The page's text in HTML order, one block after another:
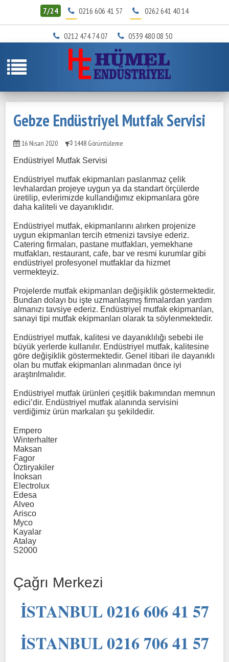
7/24 0216 606 41 57 0262 641 40 14
0212 474 74 07 0539 480 08 50
Gebze Endüstriyel Mutfak Servisi
16 Nisan 2020 1448 Görüntüleme
Endüstriyel Mutfak Servisi
Endüstriyel mutfak ekipmanları paslanmaz çelik
levhalardan projeye uygun ya da standart örçülerde
üretilip, evlerimizde kullandığımız ekipmanlara göre
daha kaliteli ve dayanıklıdır.
Endüstriyel mutfak, ekipmanlarını alırken projenize
uygun ekipmanları tercih etmenizi tavsiye ederiz.
Catering firmaları, pastane mutfakları, yemekhane
mutfakları, restaurant, cafe, bar ve resmi kurumlar gibi
endüstriyel profesyonel mutfaklar da hizmet
vermekteyiz.
Projelerde mutfak ekipmanları değişiklik göstermektedir.
Bundan dolayı bu işte uzmanlaşmış firmalardan yardım
almanızı tavsiye ederiz. Endüstriyel mutfak ekipmanları,
sanayi tipi mutfak ekipmanları olarak ta söylenmektedir.
Endüstriyel mutfak, kalitesi ve dayanıklılığı sebebi ile
büyük yerlerde kullanılır. Endüstriyel mutfak, kalitesine
göre değişiklik göstermektedir. Genel itibari ile dayanıklı
olan bu mutfak ekipmanları alınmadan önce iyi
araştırılmalıdır.
Endüstriyel mutfak ürünleri çeşitlik bakımından memnun
edici’dir. Endüstriyel mutfak alanında servisini
verdiğimiz ürün markaları şu şekildedir.
Empero
Winterhalter
Maksan
Fagor
Öztiryakiler
İnoksan
Electrolux
Edesa
Alveo
Arisco
Myco
Kayalar
Atalay
S2000
Çağrı Merkezi
İSTANBUL 0216 606 41 57
İSTANBUL 0216 706 41 57